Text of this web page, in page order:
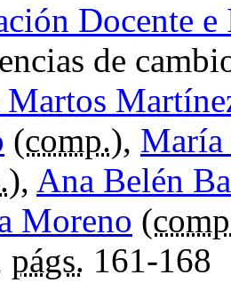
Docente
de
(comp.), María
), Ana Belén
Moreno (
págs. 161-168